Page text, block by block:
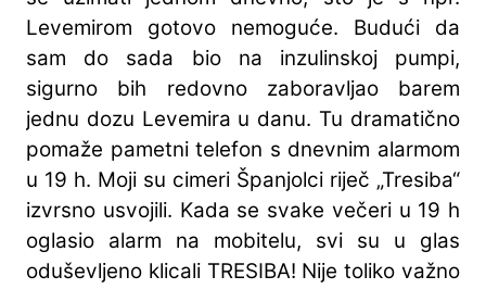
Levemirom gotovo nemoguće. Budući da
sam do sada bio na inzulinskoj pumpi,
sigurno bih redovno zaboravljao barem
jednu dozu Levemira u danu. Tu dramatično
pomaže pametni telefon s dnevnim alarmom
u 19 h. Moji su cimeri Španjolci riječ „Tresiba“
izvrsno usvojili. Kada se svake večeri u 19 h
oglasio alarm na mobitelu, svi su u glas
oduševljeno klicali TRESIBA! Nije toliko važno